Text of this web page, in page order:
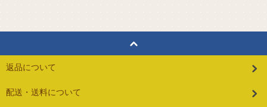
返品について
配送・送料について